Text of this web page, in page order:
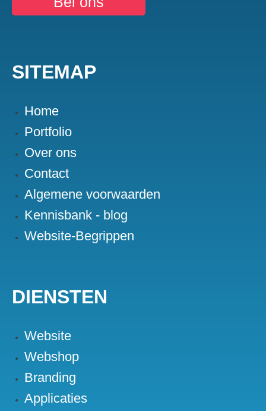
SITEMAP
Home
Portfolio
Over ons
Contact
Algemene voorwaarden
Kennisbank - blog
Website-Begrippen
DIENSTEN
Website
Webshop
Branding
Applicaties